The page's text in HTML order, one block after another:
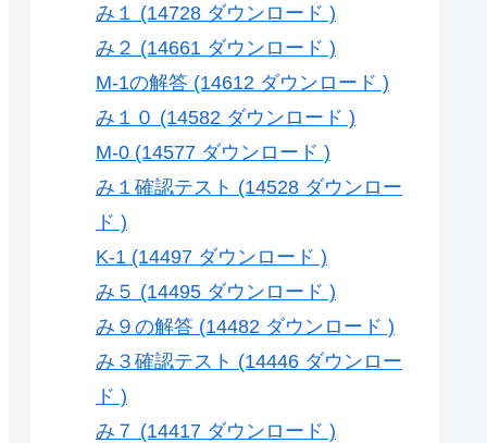
み１ (14728 ダウンロード )
み２ (14661 ダウンロード )
M-1の解答 (14612 ダウンロード )
み１０ (14582 ダウンロード )
M-0 (14577 ダウンロード )
み１確認テスト (14528 ダウンロー
ド )
K-1 (14497 ダウンロード )
み５ (14495 ダウンロード )
み９の解答 (14482 ダウンロード )
み３確認テスト (14446 ダウンロー
ド )
み７ (14417 ダウンロード )